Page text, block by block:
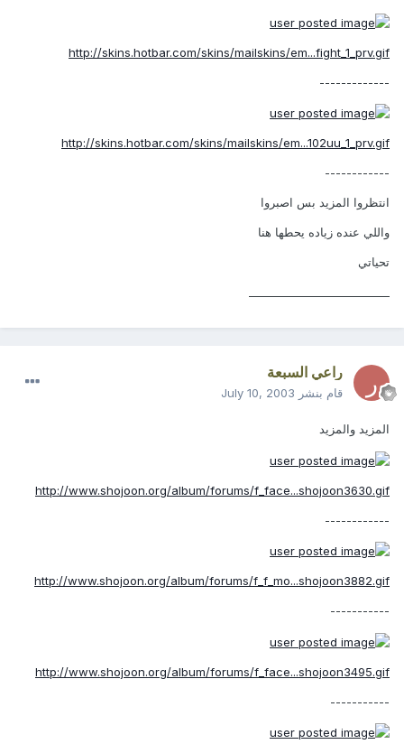
http://skins.hotbar.com/skins/mailskins/em...fight_1_prv.gif
-------------
http://skins.hotbar.com/skins/mailskins/em...102uu_1_prv.gif
------------
انتظروا المزيد بس اصبروا
واللي عنده زياده يحطها هنا
تحياتي
راعي السبعة
قام بنشر July 10, 2003
المزيد والمزيد
http://www.shojoon.org/album/forums/f_face...shojoon3630.gif
------------
http://www.shojoon.org/album/forums/f_f_mo...shojoon3882.gif
-----------
http://www.shojoon.org/album/forums/f_face...shojoon3495.gif
-----------